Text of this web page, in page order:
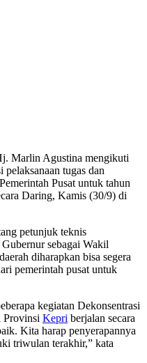
Marlin Agustina mengikuti
pelaksanaan tugas dan
Pusat untuk tahun
Daring, Kamis (30/9) di
petunjuk teknis
sebagai Wakil
diharapkan bisa segera
pemerintah pusat untuk
kegiatan Dekonsentrasi
Provinsi Kepri berjalan secara
Kita harap penyerapannya
triwulan terakhir,” kata